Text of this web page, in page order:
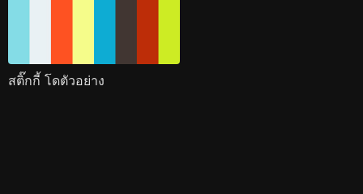
สติ๊กกี้ โดตัวอย่าง